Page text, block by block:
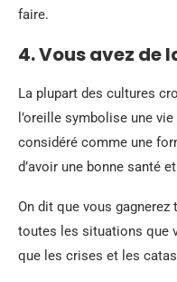
faire.
4. Vous avez de
La plupart des cultures
l’oreille symbolise une
considéré comme une
d’avoir une bonne santé
On dit que vous
toutes les situations que
que les crises et les